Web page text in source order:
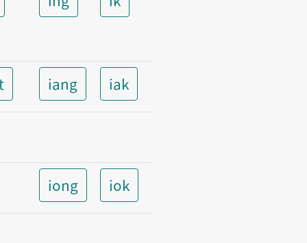
iang iak
iong iok